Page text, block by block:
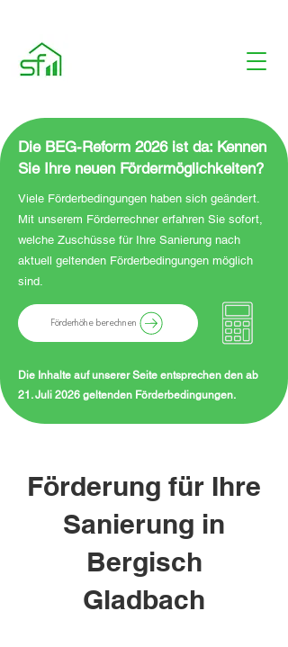
Die BEG-Reform 2026 ist da: Kennen
Sie Ihre neuen Fördermöglichkeiten?
Viele Förderbedingungen haben sich geändert.
Mit unserem Förderrechner erfahren Sie sofort,
welche Zuschüsse für Ihre Sanierung nach
aktuell geltenden Förderbedingungen möglich
sind.
Förderhöhe berechnen
Die Inhalte auf unserer Seite entsprechen den ab
21. Juli 2026 geltenden Förderbedingungen.
Förderung für Ihre
Sanierung in
Bergisch
Gladbach